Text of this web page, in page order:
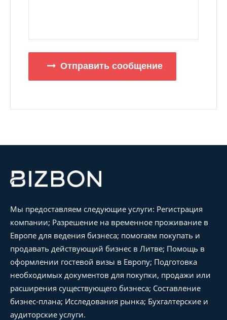
Отправить сообщение
Мы предоставляем следующие услуги: Регистрация
компании; Разрешение на временное проживание в
Европе для ведения бизнеса; помогаем покупать и
продавать действующий бизнес в Литве; Помощь в
оформлении гостевой визы в Европу; Подготовка
необходимых документов для покупки, продажи или
расширения существующего бизнеса; Составление
бизнес-плана; Исследования рынка; Бухгалтерские и
аудиторские услуги.